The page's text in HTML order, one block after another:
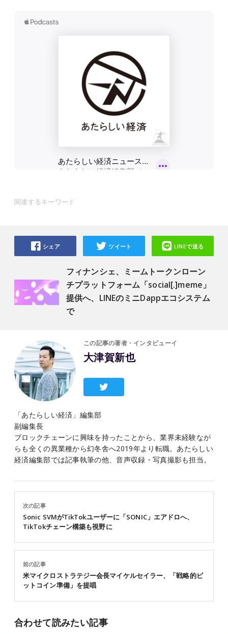
関連するキーワード
フィナンシェ、ミームトークンローン
チプラットフォーム「social[.]meme」
提供へ、LINEのミニDappエコシステム
で
シェア ツイート LINEで送る
この記事の著者・インタビューイ
大津賀新也
「あたらしい経済」編集部
副編集長
ブロックチェーンに興味を持ったことから、業界未経験なが
らも全くの異業種から幻冬舎へ2019年より転職。あたらしい
経済編集部では記事執筆の他、音声収録・写真撮影も担当。
前の記事
米マイクロストラテジー会長マイケルセイラー、「戦略的ビ
ットコイン準備」を提唱
次の記事
Sonic SVMがTikTokユーザーに「SONIC」エアドロへ、
TikTokチェーン構築も視野に
合わせて読みたい記事